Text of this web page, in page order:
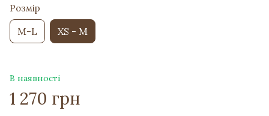
Розмір
M-L XS - M
В наявності
1 270 грн